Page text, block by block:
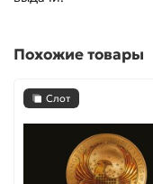
Похожие товары
Слот